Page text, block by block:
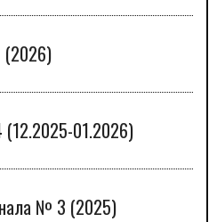
01.2026)
№ 3 (2025)